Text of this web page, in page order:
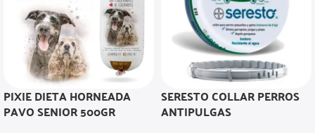
PIXIE DIETA HORNEADA
PAVO SENIOR 500GR
SERESTO COLLAR PERROS
ANTIPULGAS